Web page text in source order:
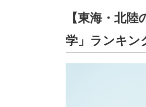
【東海・北
学」ランキン